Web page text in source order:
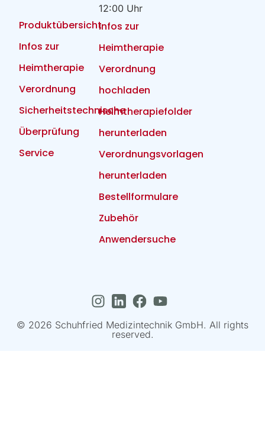
Produktübersicht
Infos zur
Heimtherapie
Verordnung
Sicherheitstechnische
Überprüfung
Service
12:00 Uhr
Infos zur
Heimtherapie
Verordnung
hochladen
Heimtherapiefolder
herunterladen
Verordnungsvorlagen
herunterladen
Bestellformulare
Zubehör
Anwendersuche
© 2026 Schuhfried Medizintechnik GmbH. All rights
reserved.